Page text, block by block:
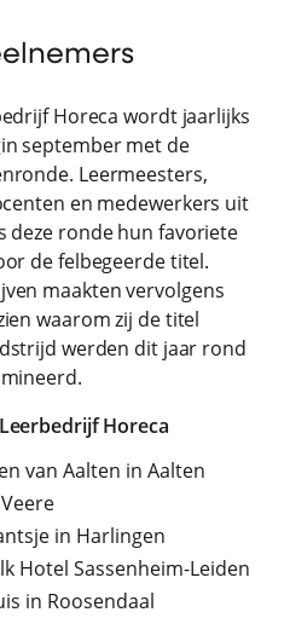
Horeca wordt jaarlijks
september met de
Leermeesters,
en medewerkers uit
deze ronde hun favoriete
de felbegeerde titel.
maakten vervolgens
waarom zij de titel
werden dit jaar rond
Horeca
van Aalten in Aalten
in Harlingen
Hotel Sassenheim-Leiden
in Roosendaal